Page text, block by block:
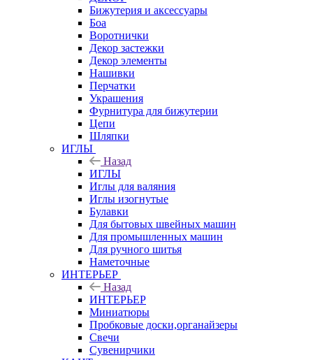
Бижутерия и аксессуары
Боа
Воротнички
Декор застежки
Декор элементы
Нашивки
Перчатки
Украшения
Фурнитура для бижутерии
Цепи
Шляпки
ИГЛЫ
Назад
ИГЛЫ
Иглы для валяния
Иглы изогнутые
Булавки
Для бытовых швейных машин
Для промышленных машин
Для ручного шитья
Наметочные
ИНТЕРЬЕР
Назад
ИНТЕРЬЕР
Миниатюры
Пробковые доски,органайзеры
Свечи
Сувенирчики